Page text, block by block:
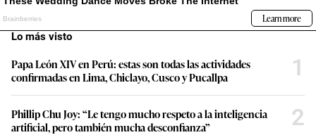
Lo más visto
Papa León XIV en Perú: estas son todas las actividades
confirmadas en Lima, Chiclayo, Cusco y Pucallpa
1
Phillip Chu Joy: “Le tengo mucho respeto a la inteligencia
artificial, pero también mucha desconfianza”
2